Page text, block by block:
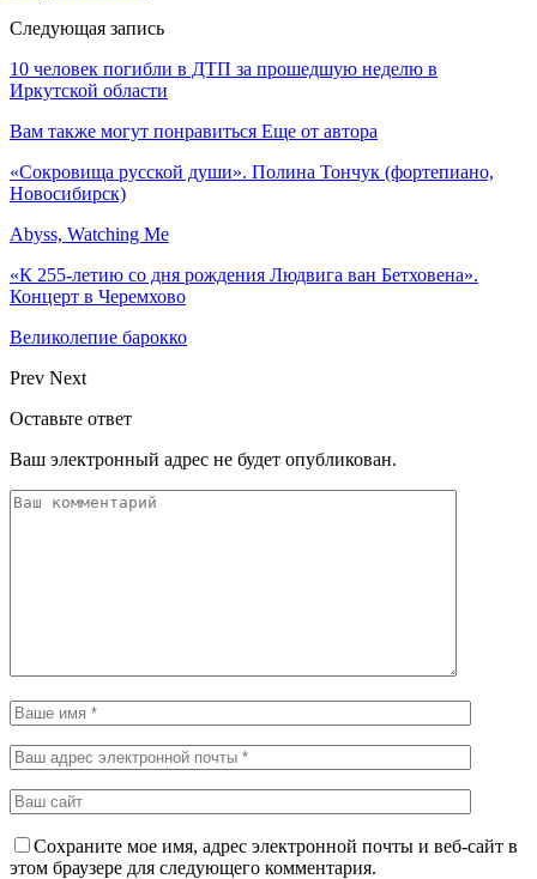
Следующая запись
10 человек погибли в ДТП за прошедшую неделю в
Иркутской области
Вам также могут понравиться Еще от автора
«Сокровища русской души». Полина Тончук (фортепиано,
Новосибирск)
Abyss, Watching Me
«К 255-летию со дня рождения Людвига ван Бетховена».
Концерт в Черемхово
Великолепие барокко
Prev Next
Оставьте ответ
Ваш электронный адрес не будет опубликован.
Сохраните мое имя, адрес электронной почты и веб-сайт в
этом браузере для следующего комментария.